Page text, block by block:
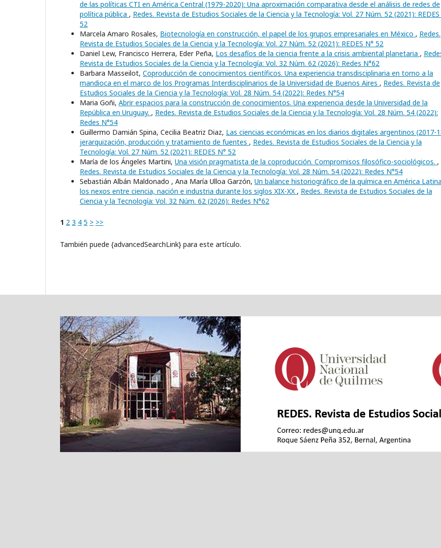
de las políticas CTI en América Central (1979-2020): Una aproximación comparativa desde el análisis de redes de
política pública , Redes. Revista de Estudios Sociales de la Ciencia y la Tecnología: Vol. 27 Núm. 52 (2021): REDES
52
Marcela Amaro Rosales, Biotecnología en construcción, el papel de los grupos empresariales en México , Redes.
Revista de Estudios Sociales de la Ciencia y la Tecnología: Vol. 27 Núm. 52 (2021): REDES N° 52
Daniel Lew, Francisco Herrera, Eder Peña, Los desafíos de la ciencia frente a la crisis ambiental planetaria ,
Revista de Estudios Sociales de la Ciencia y la Tecnología: Vol. 32 Núm. 62 (2026): Redes N°62
Barbara Masseilot, Coproducción de conocimientos científicos. Una experiencia transdisciplinaria en torno a la
mandioca en el marco de los Programas Interdisciplinarios de la Universidad de Buenos Aires , Redes. Revista de
Estudios Sociales de la Ciencia y la Tecnología: Vol. 28 Núm. 54 (2022): Redes N°54
Maria Goñi, Abrir espacios para la construcción de conocimientos. Una experiencia desde la Universidad de la
República en Uruguay. , Redes. Revista de Estudios Sociales de la Ciencia y la Tecnología: Vol. 28 Núm. 54 (2022):
Redes N°54
Guillermo Damián Spina, Cecilia Beatriz Diaz, Las ciencias económicas en los diarios digitales argentinos (2017-
jerarquización, producción y tratamiento de fuentes , Redes. Revista de Estudios Sociales de la Ciencia y la
Tecnología: Vol. 27 Núm. 52 (2021): REDES N° 52
María de los Ángeles Martini, Una visión pragmatista de la coproducción. Compromisos filosófico-sociológicos. ,
Redes. Revista de Estudios Sociales de la Ciencia y la Tecnología: Vol. 28 Núm. 54 (2022): Redes N°54
Sebastián Albán Maldonado , Ana María Ulloa Garzón, Un balance historiográfico de la química en América
los nexos entre ciencia, nación e industria durante los siglos XIX-XX , Redes. Revista de Estudios Sociales de la
Ciencia y la Tecnología: Vol. 32 Núm. 62 (2026): Redes N°62
1 2 3 4 5 > >>
También puede {advancedSearchLink} para este artículo.